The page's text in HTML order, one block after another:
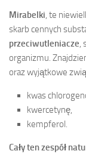
Mirabelki, te
skarb cennych
przeciwutleniacze,
organizmu.
oraz wyjątkowe
kwas
kwercetynę,
kempferol.
Cały ten zespół